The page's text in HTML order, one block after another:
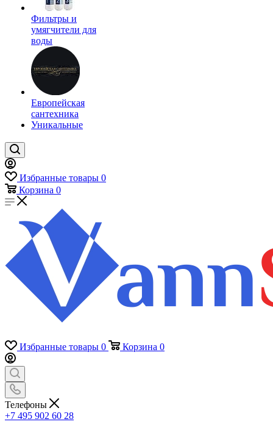
Фильтры и
умягчители для
воды
Европейская
сантехника
Уникальные
Избранные товары 0
Корзина 0
Избранные товары 0 Корзина 0
Телефоны
+7 495 902 60 28